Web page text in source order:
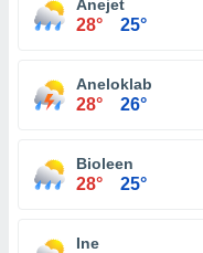
Anejet
28° 25°
Aneloklab
28° 26°
Bioleen
28° 25°
Ine